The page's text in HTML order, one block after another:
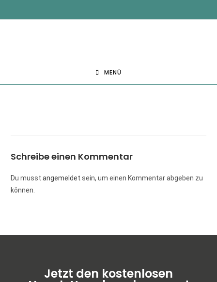
MENÜ
Schreibe einen Kommentar
Du musstangemeldet sein, um einen Kommentar abgeben zu
können.
Jetzt den kostenlosen